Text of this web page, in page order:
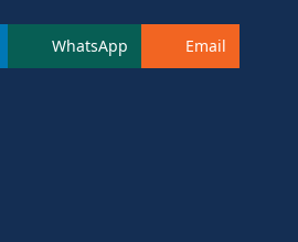
WhatsApp Email